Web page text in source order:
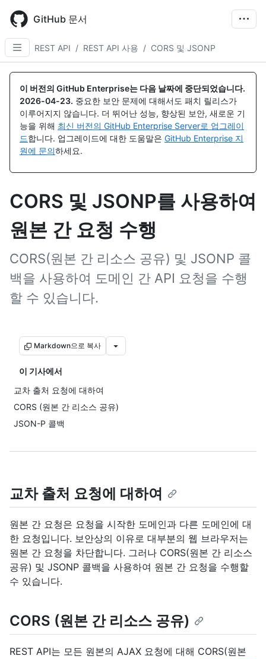
main
content
GitHub 문서
REST API / REST API 사용 / CORS 및 JSONP
이 버전의 GitHub Enterprise는 다음 날짜에 중단되었습니다.
2026-04-23. 중요한 보안 문제에 대해서도 패치 릴리스가
이루어지지 않습니다. 더 뛰어난 성능, 향상된 보안, 새로운 기
능을 위해 최신 버전의 GitHub Enterprise Server로 업그레이
드합니다. 업그레이드에 대한 도움말은 GitHub Enterprise 지
원에 문의하세요.
CORS 및 JSONP를 사용하여
원본 간 요청 수행
CORS(원본 간 리소스 공유) 및 JSONP 콜
백을 사용하여 도메인 간 API 요청을 수행
할 수 있습니다.
Markdown으로 복사
이 기사에서
교차 출처 요청에 대하여
CORS (원본 간 리소스 공유)
JSON-P 콜백
교차 출처 요청에 대하여
원본 간 요청은 요청을 시작한 도메인과 다른 도메인에 대
한 요청입니다. 보안상의 이유로 대부분의 웹 브라우저는
원본 간 요청을 차단합니다. 그러나 CORS(원본 간 리소스
공유) 및 JSONP 콜백을 사용하여 원본 간 요청을 수행할
수 있습니다.
CORS (원본 간 리소스 공유)
REST API는 모든 원본의 AJAX 요청에 대해 CORS(원본